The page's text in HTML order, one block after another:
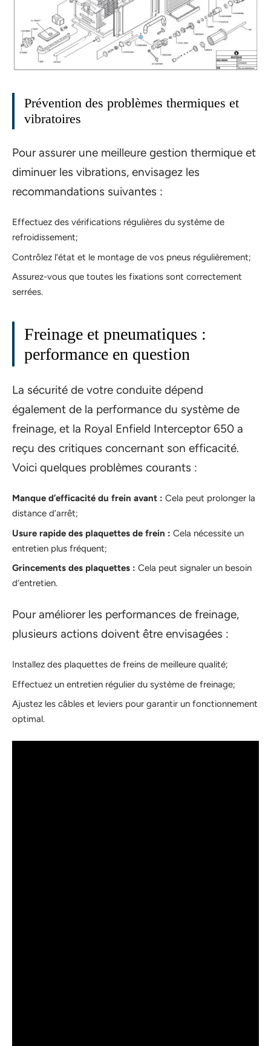
Prévention des problèmes thermiques et
vibratoires
Pour assurer une meilleure gestion thermique et
diminuer les vibrations, envisagez les
recommandations suivantes :
Effectuez des vérifications régulières du système de
refroidissement;
Contrôlez l’état et le montage de vos pneus régulièrement;
Assurez-vous que toutes les fixations sont correctement
serrées.
Freinage et pneumatiques :
performance en question
La sécurité de votre conduite dépend
également de la performance du système de
freinage, et la Royal Enfield Interceptor 650 a
reçu des critiques concernant son efficacité.
Voici quelques problèmes courants :
Manque d’efficacité du frein avant : Cela peut prolonger la
distance d’arrêt;
Usure rapide des plaquettes de frein : Cela nécessite un
entretien plus fréquent;
Grincements des plaquettes : Cela peut signaler un besoin
d’entretien.
Pour améliorer les performances de freinage,
plusieurs actions doivent être envisagées :
Installez des plaquettes de freins de meilleure qualité;
Effectuez un entretien régulier du système de freinage;
Ajustez les câbles et leviers pour garantir un fonctionnement
optimal.